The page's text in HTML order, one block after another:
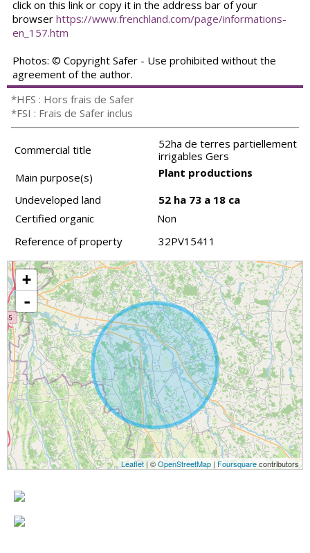
click on this link or copy it in the address bar of your
browser https://www.frenchland.com/page/informations-
en_157.htm
Photos: © Copyright Safer - Use prohibited without the
agreement of the author.
*HFS : Hors frais de Safer
*FSI : Frais de Safer inclus
Commercial title
52ha de terres partiellement
irrigables Gers
Main purpose(s)
Plant productions
Undeveloped land
52 ha 73 a 18 ca
Certified organic
Non
Reference of property
32PV15411
+
-
Leaflet | ©OpenStreetMap | Foursquarecontributors